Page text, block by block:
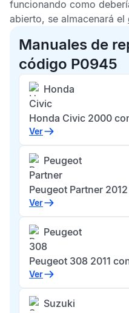
funcionando como
abierto, se almacenará el
Manuales de
código P0945
Honda
Civic
Honda Civic 2000
Ver
Peugeot
Partner
Peugeot Partner
Ver
Peugeot
308
Peugeot 308 2011
Ver
Suzuki